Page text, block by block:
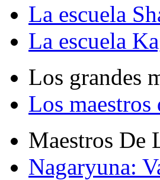
La escuela
La escuela
Los grandes
Los maestros
Maestros De
Nagaryuna: